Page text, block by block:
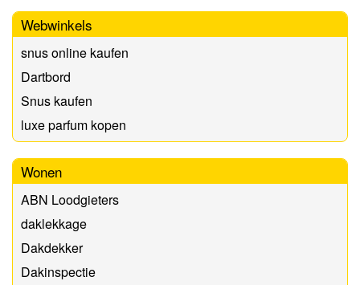
Webwinkels
snus online kaufen
Dartbord
Snus kaufen
luxe parfum kopen
Wonen
ABN Loodgieters
daklekkage
Dakdekker
Dakinspectie